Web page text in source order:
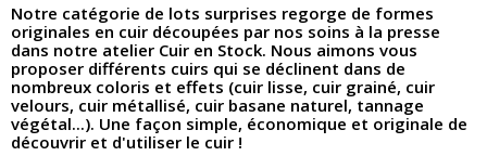
Notre catégorie de lots surprises regorge de formes
originales en cuir découpées par nos soins à la presse
dans notre atelier Cuir en Stock. Nous aimons vous
proposer différents cuirs qui se déclinent dans de
nombreux coloris et effets (cuir lisse, cuir grainé, cuir
velours, cuir métallisé, cuir basane naturel, tannage
végétal...). Une façon simple, économique et originale de
découvrir et d'utiliser le cuir !